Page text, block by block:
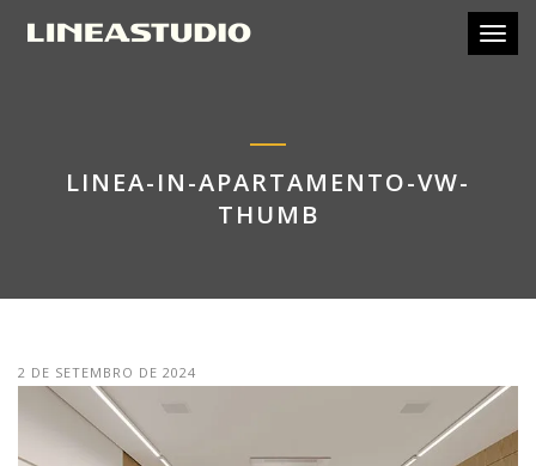
LINEA-IN-APARTAMENTO-VW-
THUMB
2 DE SETEMBRO DE 2024